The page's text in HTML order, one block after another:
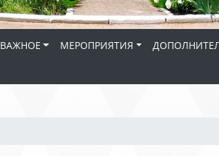
ВАЖНОЕ МЕРОПРИЯТИЯ